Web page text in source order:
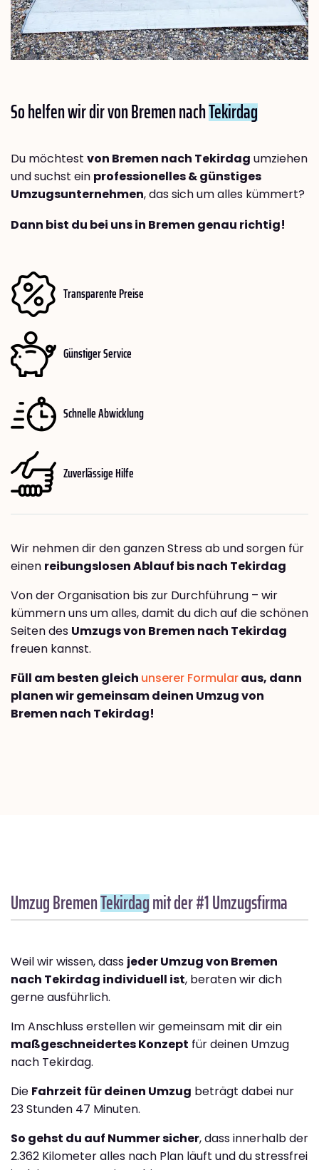
So helfen wir dir von Bremen nachTekirdag
Du möchtest von Bremen nach Tekirdag umziehen
und suchst ein professionelles & günstiges
Umzugsunternehmen, das sich um alles kümmert?
Dann bist du bei uns in Bremen genau richtig!
Transparente Preise
Günstiger Service
Schnelle Abwicklung
Zuverlässige Hilfe
Wir nehmen dir den ganzen Stress ab und sorgen für
einen reibungslosen Ablauf bis nach Tekirdag
Von der Organisation bis zur Durchführung – wir
kümmern uns um alles, damit du dich auf die schönen
Seiten des Umzugs von Bremen nach Tekirdag
freuen kannst.
Füll am besten gleich unserer Formularaus, dann
planen wir gemeinsam deinen Umzug von
Bremen nach Tekirdag!
Umzug BremenTekirdagmit der #1 Umzugsfirma
Weil wir wissen, dass jeder Umzug von Bremen
nach Tekirdag individuell ist, beraten wir dich
gerne ausführlich.
Im Anschluss erstellen wir gemeinsam mit dir ein
maßgeschneidertes Konzept für deinen Umzug
nach Tekirdag.
Die Fahrzeit für deinen Umzug beträgt dabei nur
23 Stunden 47 Minuten.
So gehst du auf Nummer sicher, dass innerhalb der
2.362 Kilometer alles nach Plan läuft und du stressfrei